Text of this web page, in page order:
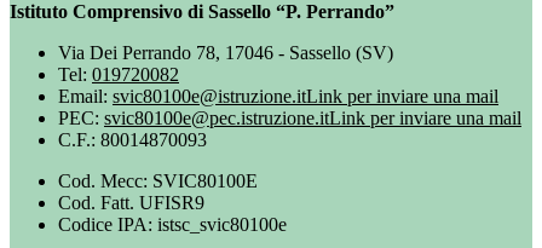
Istituto Comprensivo di Sassello “P. Perrando”
Via Dei Perrando 78, 17046 - Sassello (SV)
Tel: 019720082
Email: svic80100e@istruzione.itLink per inviare una mail
PEC: svic80100e@pec.istruzione.itLink per inviare una mail
C.F.: 80014870093
Cod. Mecc: SVIC80100E
Cod. Fatt. UFISR9
Codice IPA: istsc_svic80100e